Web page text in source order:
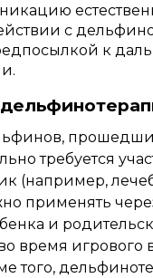
с
к
требуется
(например,
применять
и
время
того,